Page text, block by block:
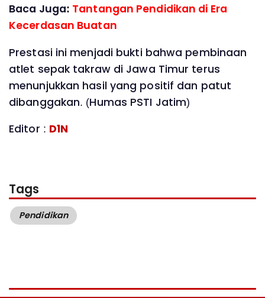
Baca Juga: Tantangan Pendidikan di Era
Kecerdasan Buatan
Prestasi ini menjadi bukti bahwa pembinaan
atlet sepak takraw di Jawa Timur terus
menunjukkan hasil yang positif dan patut
dibanggakan. (Humas PSTI Jatim)
Editor : D1N
Tags
Pendidikan